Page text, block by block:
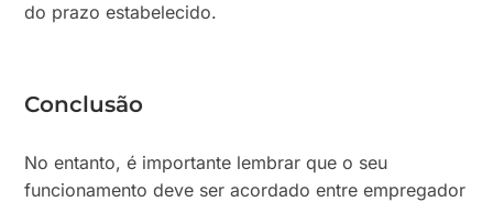
do prazo estabelecido.
Conclusão
No entanto, é importante lembrar que o seu
funcionamento deve ser acordado entre empregador